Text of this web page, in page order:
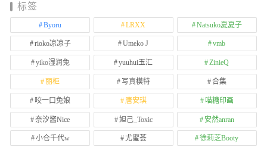
标签
Byoru LRXX Natsuko夏夏子
rioko凉凉子 Umeko J vmb
yiko湿润兔 yuuhui玉汇 ZinieQ
丽柜 写真模特 合集
咬一口兔娘 唐安琪 喵糖印画
奈汐酱Nice 妲己_Toxic 安然anran
小仓千代w 尤蜜荟 徐莉芝Booty